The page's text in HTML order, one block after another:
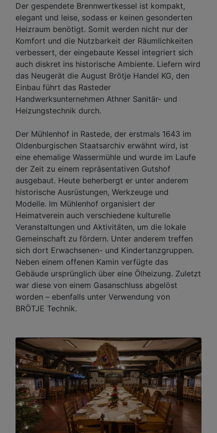
Der gespendete Brennwertkessel ist kompakt,
elegant und leise, sodass er keinen gesonderten
Heizraum benötigt. Somit werden nicht nur der
Komfort und die Nutzbarkeit der Räumlichkeiten
verbessert, der eingebaute Kessel integriert sich
auch diskret ins historische Ambiente. Liefern wird
das Neugerät die August Brötje Handel KG, den
Einbau führt das Rasteder
Handwerksunternehmen Athner Sanitär- und
Heizungstechnik durch.
Der Mühlenhof in Rastede, der erstmals 1643 im
Oldenburgischen Staatsarchiv erwähnt wird, ist
eine ehemalige Wassermühle und wurde im Laufe
der Zeit zu einem repräsentativen Gutshof
ausgebaut. Heute beherbergt er unter anderem
historische Ausrüstungen, Werkzeuge und
Modelle. Im Mühlenhof organisiert der
Heimatverein auch verschiedene kulturelle
Veranstaltungen und Aktivitäten, um die lokale
Gemeinschaft zu fördern. Unter anderem treffen
sich dort Erwachsenen- und Kindertanzgruppen.
Neben einem offenen Kamin verfügte das
Gebäude ursprünglich über eine Ölheizung. Zuletzt
war diese von einem Gasanschluss abgelöst
worden – ebenfalls unter Verwendung von
BRÖTJE Technik.